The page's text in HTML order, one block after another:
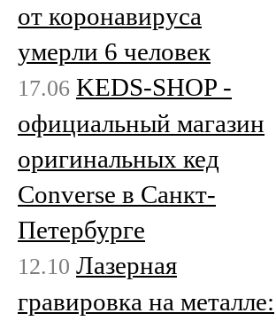
от коронавируса
умерли 6 человек
17.06 KEDS-SHOP -
официальный магазин
оригинальных кед
Converse в Санкт-
Петербурге
12.10 Лазерная
гравировка на металле: